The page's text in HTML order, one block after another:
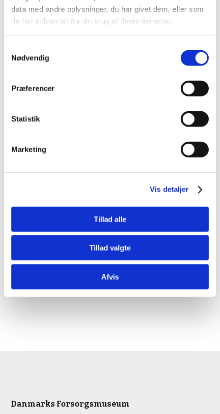
data med andre oplysninger, du har givet dem, eller som
de har indsamlet fra din brug af deres tjenester.
Nødvendig
Præferencer
Statistik
Marketing
Vis detaljer
Tillad alle
Tillad valgte
Afvis
Danmarks Forsorgsmuseum